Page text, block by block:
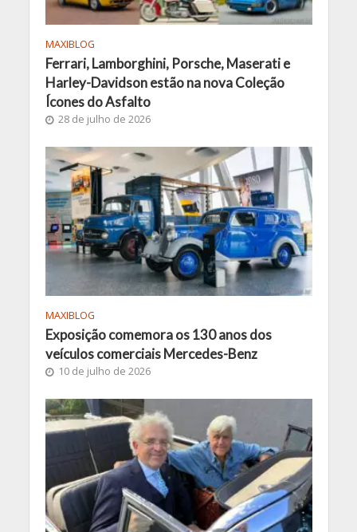
MAXIBLOG
Ferrari, Lamborghini, Porsche, Maserati e
Harley-Davidson estão na nova Coleção
Ícones do Asfalto
28 de julho de 2026
MAXIBLOG
Exposição comemora os 130 anos dos
veículos comerciais Mercedes-Benz
10 de julho de 2026